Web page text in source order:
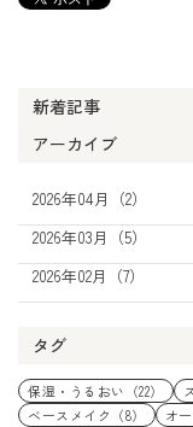
新着記事
アーカイブ
2026年04月（2）
2026年03月（5）
2026年02月（7）
タグ
保湿・うるおい（22）
ベースメイク（8）
オ